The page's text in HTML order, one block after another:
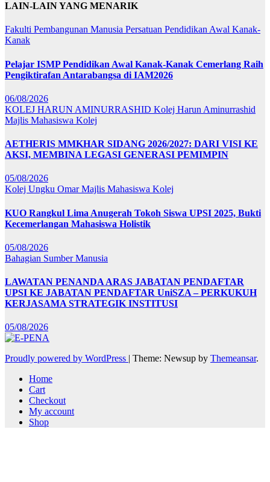
LAIN-LAIN YANG MENARIK
Fakulti Pembangunan Manusia Persatuan Pendidikan Awal Kanak-
Kanak
Pelajar ISMP Pendidikan Awal Kanak-Kanak Cemerlang Raih
Pengiktirafan Antarabangsa di IAM2026
06/08/2026
KOLEJ HARUN AMINURRASHID Kolej Harun Aminurrashid
Majlis Mahasiswa Kolej
AETHERIS MMKHAR SIDANG 2026/2027: DARI VISI KE
AKSI, MEMBINA LEGASI GENERASI PEMIMPIN
05/08/2026
Kolej Ungku OmarMajlis Mahasiswa Kolej
KUO Rangkul Lima Anugerah Tokoh Siswa UPSI 2025, Bukti
Kecemerlangan Mahasiswa Holistik
05/08/2026
Bahagian Sumber Manusia
LAWATAN PENANDA ARAS JABATAN PENDAFTAR
UPSI KE JABATAN PENDAFTAR UniSZA – PERKUKUH
KERJASAMA STRATEGIK INSTITUSI
05/08/2026
Proudly powered by WordPress | Theme: Newsup by Themeansar.
Home
Cart
Checkout
My account
Shop